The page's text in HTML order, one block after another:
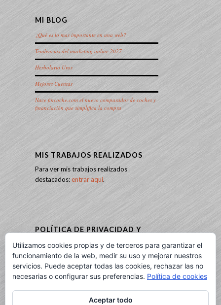
MI BLOG
¿Qué es lo mas importante en una web?
Tendencias del marketing online 2027
Herbolario Uros
Mejores Cuentas
Nace fincoche.com el nuevo comparador de coches y
financiación que simplifica la compra
MIS TRABAJOS REALIZADOS
Para ver mis trabajos realizados
destacados:entrar aquí.
POLÍTICA DE PRIVACIDAD Y
Infórmate de mi política de privacidad y
cookies:
entrando aquí
Utilizamos cookies propias y de terceros para garantizar el
funcionamiento de la web, medir su uso y mejorar nuestros
servicios. Puede aceptar todas las cookies, rechazar las no
necesarias o configurar sus preferencias. Política de cookies
Aceptar todo